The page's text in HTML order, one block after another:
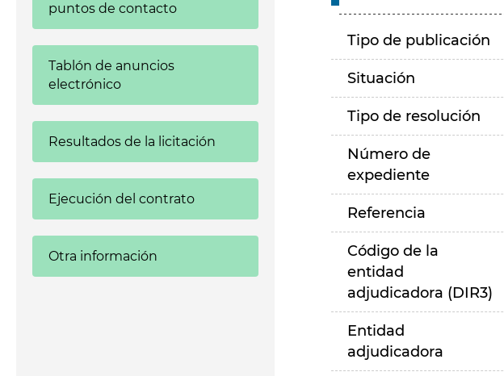
puntos de contacto
Tablón de anuncios
electrónico
Resultados de la licitación
Ejecución del contrato
Otra información
Tipo de publicación
Situación
Tipo de resolución
Número de
expediente
Referencia
Código de la
entidad
adjudicadora (DIR3)
Entidad
adjudicadora